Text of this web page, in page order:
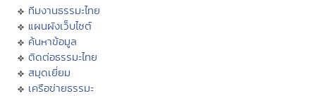
ทีมงานธรรมะไทย
แผนผังเว็บไซต์
ค้นหาข้อมูล
ติดต่อธรรมะไทย
สมุดเยี่ยม
เครือข่ายธรรมะ